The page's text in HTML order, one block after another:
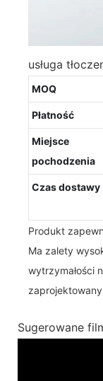
usługa
MOQ
Płatność
Miejsce
pochodzenia
Czas dostawy
Produkt
Ma zalety
wytrzymałości
Sugerowane